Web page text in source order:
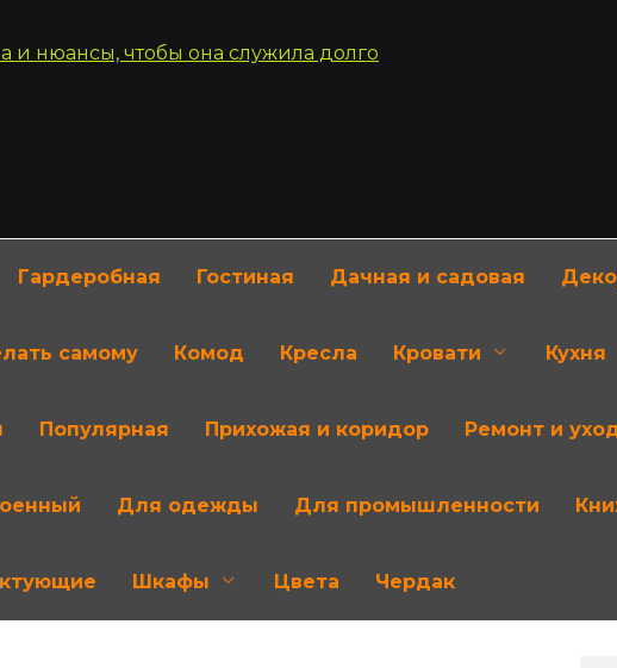
Гардеробная Гостиная Дачная и садовая
самому Комод Кресла Кровати Кухня
Популярная Прихожая и коридор Ремонт и
Для одежды Для промышленности
Шкафы Цвета Чердак